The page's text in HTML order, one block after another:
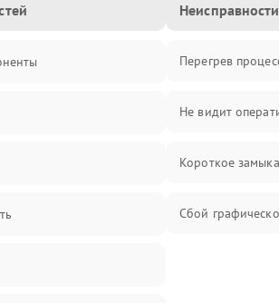
Неисправности
Перегрев
Не видит
Короткое
Сбой